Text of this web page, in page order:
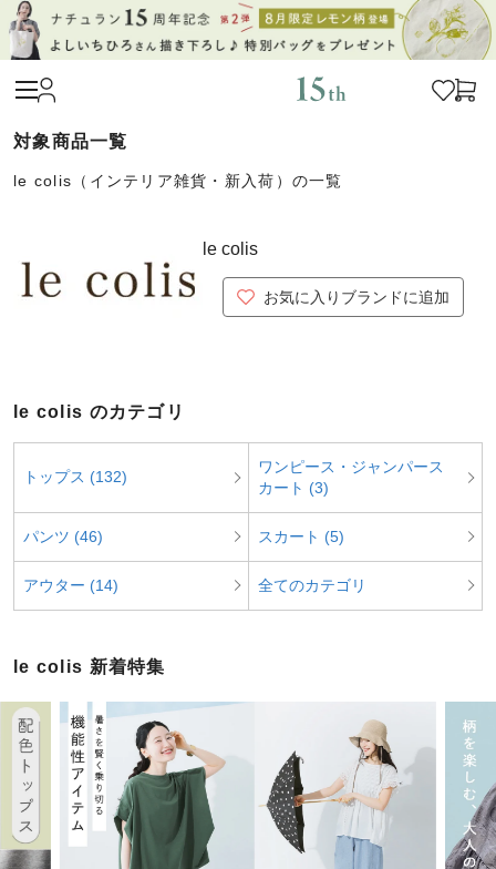
le colis（インテリア雑貨・新入荷）の一覧
le colis
お気に入りブランドに追加
le colis のカテゴリ
トップス (132)
ワンピース・ジャンパース
カート (3)
パンツ (46) スカート (5)
アウター (14) 全てのカテゴリ
le colis 新着特集